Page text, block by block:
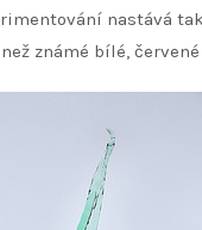
nastává
známé bílé, červené